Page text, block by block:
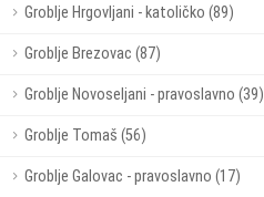
Groblje Hrgovljani - katoličko (89)
Groblje Brezovac (87)
Groblje Novoseljani - pravoslavno (39)
Groblje Tomaš (56)
Groblje Galovac - pravoslavno (17)